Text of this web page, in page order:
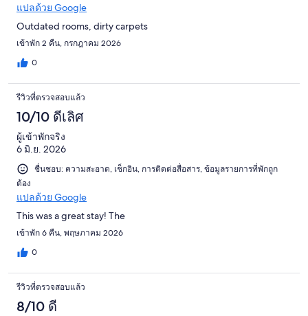
แปลด้วย Google
Outdated rooms, dirty carpets
เข้าพัก 2 คืน, กรกฎาคม 2026
0
รีวิวที่ตรวจสอบแล้ว
10/10 ดีเลิศ
ผู้เข้าพักจริง
6 มิ.ย. 2026
ชื่นชอบ: ความสะอาด, เช็กอิน, การติดต่อสื่อสาร, ข้อมูลรายการที่พักถูก
ต้อง
แปลด้วย Google
This was a great stay! The
เข้าพัก 6 คืน, พฤษภาคม 2026
0
รีวิวที่ตรวจสอบแล้ว
8/10 ดี